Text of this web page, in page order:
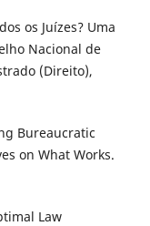
os Juízes? Uma
Nacional de
(Direito),
Bureaucratic
on What Works.
Law